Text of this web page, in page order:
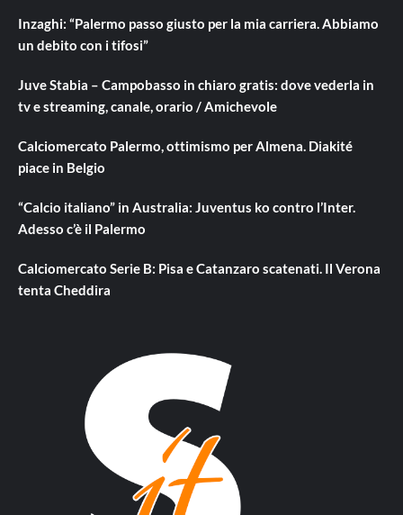
Inzaghi: “Palermo passo giusto per la mia carriera. Abbiamo
un debito con i tifosi”
Juve Stabia – Campobasso in chiaro gratis: dove vederla in
tv e streaming, canale, orario / Amichevole
Calciomercato Palermo, ottimismo per Almena. Diakité
piace in Belgio
“Calcio italiano” in Australia: Juventus ko contro l’Inter.
Adesso c’è il Palermo
Calciomercato Serie B: Pisa e Catanzaro scatenati. Il Verona
tenta Cheddira